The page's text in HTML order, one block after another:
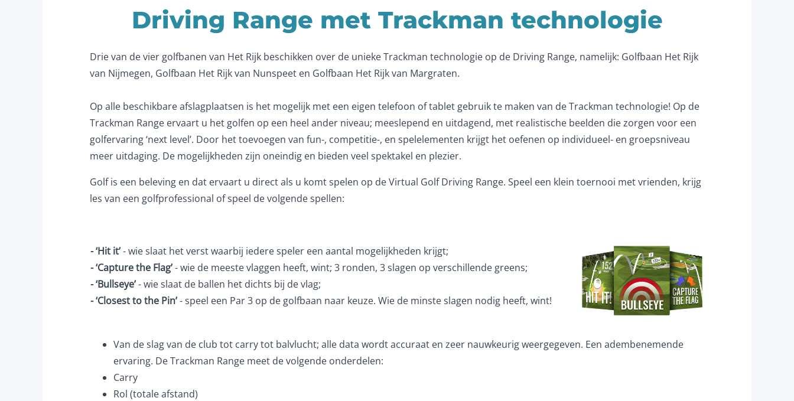
Driving Range met Trackman technologie
Drie van de vier golfbanen van Het Rijk beschikken over de unieke Trackman technologie op de Driving Range, namelijk: Golfbaan Het Rijk
van Nijmegen, Golfbaan Het Rijk van Nunspeet en Golfbaan Het Rijk van Margraten.
Op alle beschikbare afslagplaatsen is het mogelijk met een eigen telefoon of tablet gebruik te maken van de Trackman technologie! Op de
Trackman Range ervaart u het golfen op een heel ander niveau; meeslepend en uitdagend, met realistische beelden die zorgen voor een
golfervaring ‘next level’. Door het toevoegen van fun-, competitie-, en spelelementen krijgt het oefenen op individueel- en groepsniveau
meer uitdaging. De mogelijkheden zijn oneindig en bieden veel spektakel en plezier.
Golf is een beleving en dat ervaart u direct als u komt spelen op de Virtual Golf Driving Range. Speel een klein toernooi met vrienden, krijg
les van een golfprofessional of speel de volgende spellen:
- ‘Hit it’- wie slaat het verst waarbij iedere speler een aantal mogelijkheden krijgt;
- ‘Capture the Flag’- wie de meeste vlaggen heeft, wint; 3 ronden, 3 slagen op verschillende greens;
- ‘Bullseye’- wie slaat de ballen het dichts bij de vlag;
- ‘Closest to the Pin’- speel een Par 3 op de golfbaan naar keuze. Wie de minste slagen nodig heeft, wint!
Van de slag van de club tot carry tot balvlucht; alle data wordt accuraat en zeer nauwkeurig weergegeven. Een adembenemende
ervaring. De Trackman Range meet de volgende onderdelen:
Carry
Rol (totale afstand)